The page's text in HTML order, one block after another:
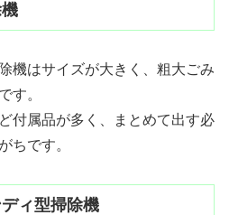
機はサイズが大きく、粗大ごみ
す。
付属品が多く、まとめて出す必
ちです。
ィ型掃除機